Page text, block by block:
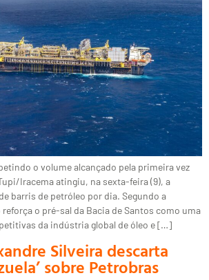
o volume alcançado pela primeira vez
Iracema atingiu, na sexta-feira (9), a
barris de petróleo por dia. Segundo a
o pré-sal da Bacia de Santos como uma
da indústria global de óleo e […]
Silveira descarta
sobre Petrobras